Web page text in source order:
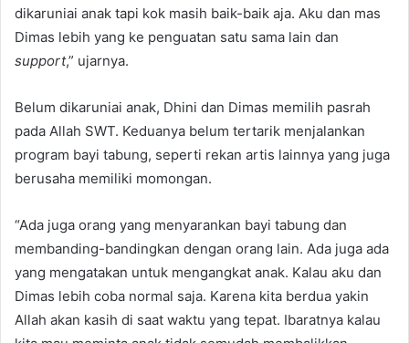
dikaruniai anak tapi kok masih baik-baik aja. Aku dan mas
Dimas lebih yang ke penguatan satu sama lain dan
support,” ujarnya.
Belum dikaruniai anak, Dhini dan Dimas memilih pasrah
pada Allah SWT. Keduanya belum tertarik menjalankan
program bayi tabung, seperti rekan artis lainnya yang juga
berusaha memiliki momongan.
“Ada juga orang yang menyarankan bayi tabung dan
membanding-bandingkan dengan orang lain. Ada juga ada
yang mengatakan untuk mengangkat anak. Kalau aku dan
Dimas lebih coba normal saja. Karena kita berdua yakin
Allah akan kasih di saat waktu yang tepat. Ibaratnya kalau